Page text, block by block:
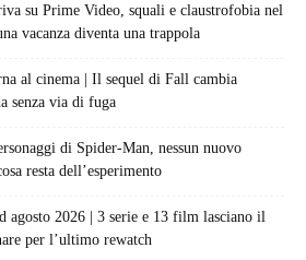
su Prime Video, squali e claustrofobia nel
vacanza diventa una trappola
al cinema | Il sequel di Fall cambia
senza via di fuga
di Spider-Man, nessun nuovo
resta dell’esperimento
2026 | 3 serie e 13 film lasciano il
per l’ultimo rewatch